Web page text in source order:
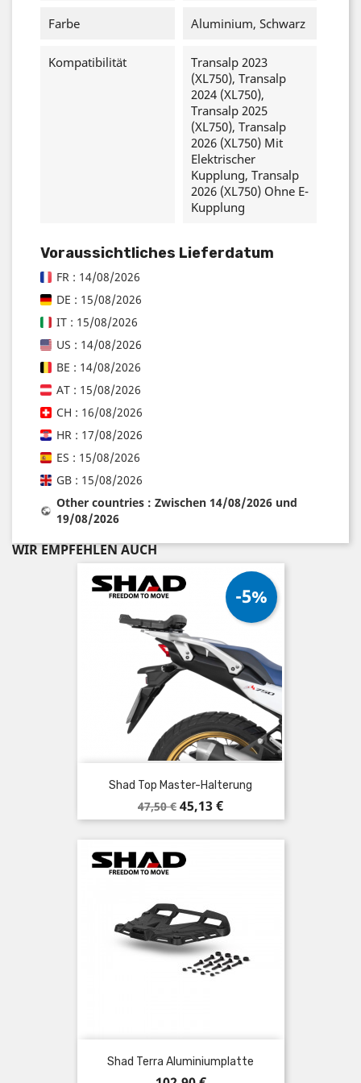
Farbe Aluminium, Schwarz
Kompatibilität
Transalp 2023
(XL750), Transalp
2024 (XL750),
Transalp 2025
(XL750), Transalp
2026 (XL750) Mit
Elektrischer
Kupplung, Transalp
2026 (XL750) Ohne E-
Kupplung
Voraussichtliches Lieferdatum
FR : 14/08/2026
DE : 15/08/2026
IT : 15/08/2026
US : 14/08/2026
BE : 14/08/2026
AT : 15/08/2026
CH : 16/08/2026
HR : 17/08/2026
ES : 15/08/2026
GB : 15/08/2026
Other countries : Zwischen 14/08/2026 und
19/08/2026
WIR EMPFEHLEN AUCH
Shad Top Master-Halterung
Verkaufspreis
47,50 €
-5%
Preis
45,13 €
Shad Terra Aluminiumplatte